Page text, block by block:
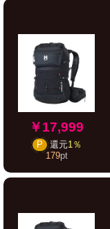
￥17,999
P 還元1％
179pt